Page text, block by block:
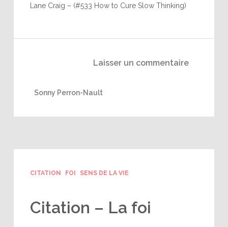
Lane Craig – (#533 How to Cure Slow Thinking)
Laisser un commentaire
Sonny Perron-Nault
CITATION FOI SENS DE LA VIE
Citation – La foi